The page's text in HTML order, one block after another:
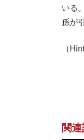
いる
孫が
（
関